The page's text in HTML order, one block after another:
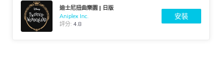
迪士尼扭曲樂園 | 日版
Aniplex Inc.
評分:4.8
安裝